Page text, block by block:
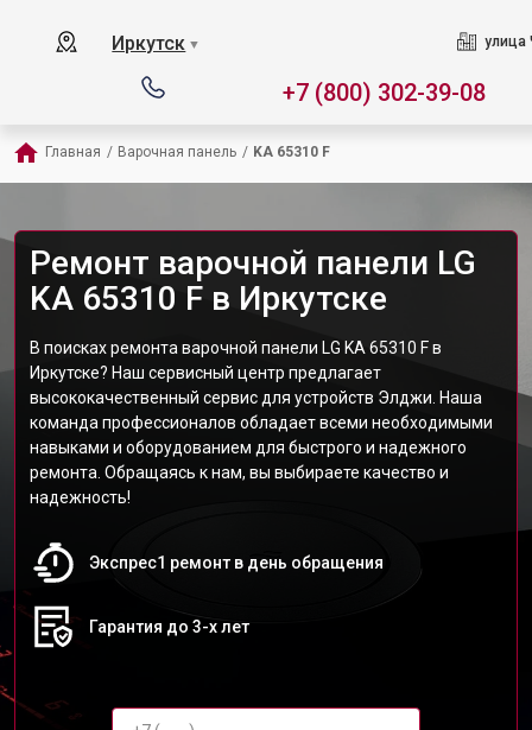
Иркутск ▼ улица
+7 (800) 302-39-08
Главная / Варочная панель / KA 65310 F
Ремонт варочной панели LG
KA 65310 F в Иркутске
В поисках ремонта варочной панели LG KA 65310 F в
Иркутске? Наш сервисный центр предлагает
высококачественный сервис для устройств Элджи. Наша
команда профессионалов обладает всеми необходимыми
навыками и оборудованием для быстрого и надежного
ремонта. Обращаясь к нам, вы выбираете качество и
надежность!
Экспрес1 ремонт в день обращения
Гарантия до 3-х лет